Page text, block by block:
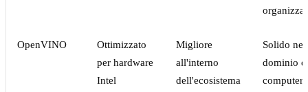
OpenVINO
Ottimizzato
per hardware
Intel
Migliore
all'interno
dell'ecosistema
Solido nel
dominio
computer